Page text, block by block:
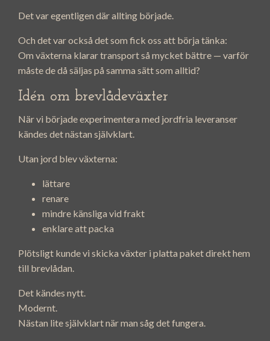
Det var egentligen där allting började.
Och det var också det som fick oss att börja tänka:
Om växterna klarar transport så mycket bättre — varför
måste de då säljas på samma sätt som alltid?
Idén om brevlådeväxter
När vi började experimentera med jordfria leveranser
kändes det nästan självklart.
Utan jord blev växterna:
lättare
renare
mindre känsliga vid frakt
enklare att packa
Plötsligt kunde vi skicka växter i platta paket direkt hem
till brevlådan.
Det kändes nytt.
Modernt.
Nästan lite självklart när man såg det fungera.